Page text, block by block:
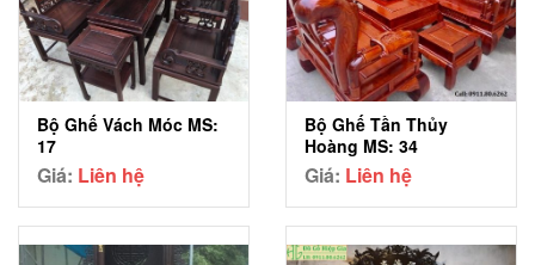
Bộ Ghế Vách Móc MS:
17
Giá: Liên hệ
Bộ Ghế Tần Thủy
Hoàng MS: 34
Giá: Liên hệ